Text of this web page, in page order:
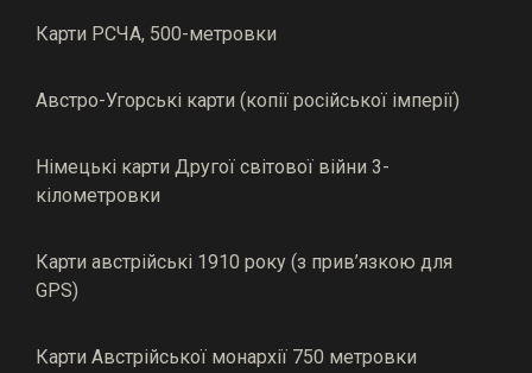
Карти РСЧА, 500-метровки
Австро-Угорські карти (копії російської імперії)
Німецькі карти Другої світової війни 3-
кілометровки
Карти австрійські 1910 року (з прив’язкою для
GPS)
Карти Австрійської монархії 750 метровки